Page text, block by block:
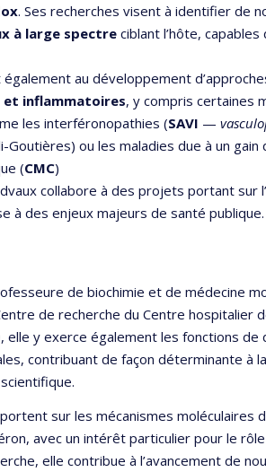
. Ses recherches visent à identifier de
à large spectre ciblant l’hôte,
au développement
et inflammatoires, y compris certaines
les interféronopathies (SAVI —
Goutières) ou les maladies due à un
(CMC)
collabore à des projets portant
à des enjeux majeurs de santé publique.
de biochimie et de médecine
de recherche du Centre hospitalier
elle y exerce également les fonctions
contribuant de façon déterminante à
sur les mécanismes moléculaires
avec un intérêt particulier pour le
elle contribue à l’avancement de